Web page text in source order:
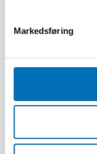
Markedsføring
Scoping
30 NOV 1 DES